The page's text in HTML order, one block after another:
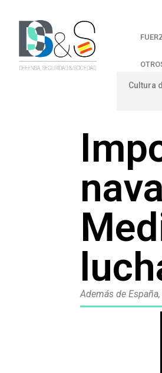
Cultura
Además de